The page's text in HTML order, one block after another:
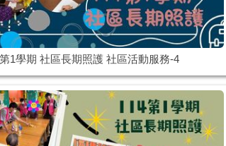
1學期 社區長期照護 社區活動服務-4